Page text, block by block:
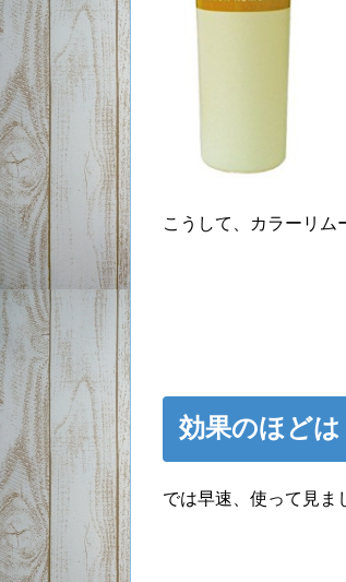
こうして、カラーリム
効果のほどは
では早速、使って見ま